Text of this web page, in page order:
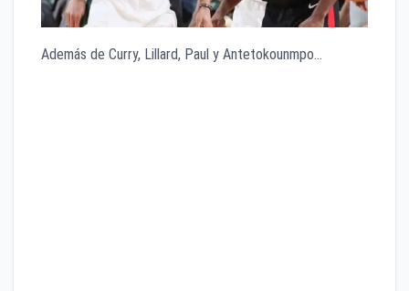
Además de Curry, Lillard, Paul y Antetokounmpo…